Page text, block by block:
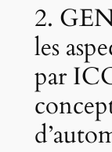
2.
les
par